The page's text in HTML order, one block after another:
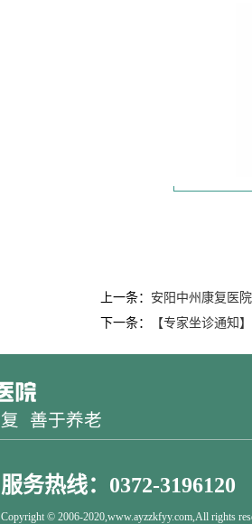
上一条： 安阳中州康复医
下一条：
【专家坐诊通知
服务热线：0372-3196120
Copyright © 2006-2020,www.ayzzkfyy.com,All rights